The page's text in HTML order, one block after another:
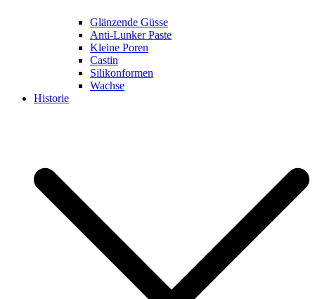
Glänzende Güsse
Anti-Lunker Paste
Kleine Poren
Castin
Silikonformen
Wachse
Historie